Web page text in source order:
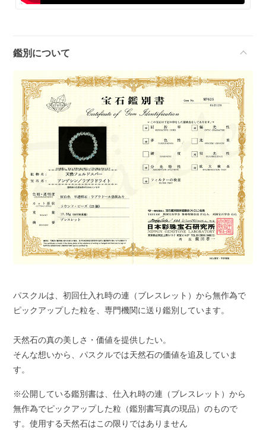
鑑別について
パスクルは、初回仕入れ時の連（ブレスレット）から無作為で
ピックアップした粒を、専門機関に送り鑑別しています。
天然石の真の美しさ・価値を提供したい。
そんな想いから、パスクルでは天然石の価値を追及していま
す。
※公開している鑑別書は、仕入れ時の連（ブレスレット）から
無作為でピックアップした粒（鑑別書写真の現品）のもので
す。使用する天然石はこの限りではありません